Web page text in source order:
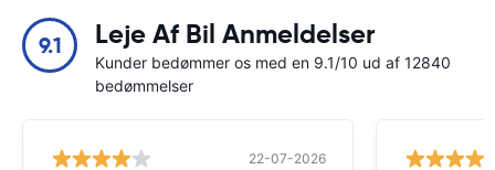
9.1 Leje Af Bil Anmeldelser
Kunder bedømmer os med en 9.1/10 ud af 12840
bedømmelser
22-07-2026